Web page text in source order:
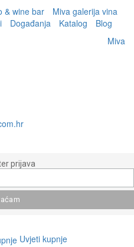
& wine bar
Miva galerija vina
Događanja Katalog Blog
prijava
Uvjeti kupnje